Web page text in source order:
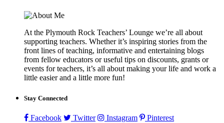
At the Plymouth Rock Teachers’ Lounge we’re all about
supporting teachers. Whether it’s inspiring stories from the
front lines of teaching, informative and entertaining blogs
from fellow educators or useful tips on discounts, grants or
events for teachers, it’s all about making your life and work a
little easier and a little more fun!
Stay Connected
Facebook Twitter Instagram Pinterest